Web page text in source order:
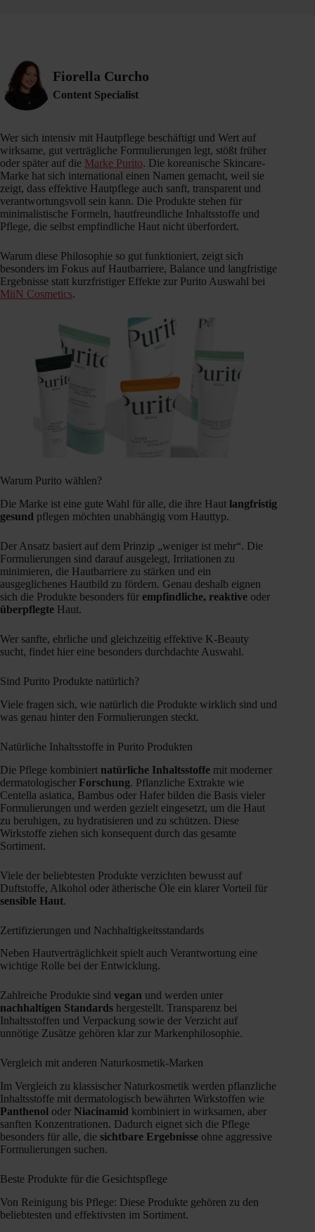
Fiorella Curcho
Content Specialist
Wer sich intensiv mit Hautpflege beschäftigt und Wert auf
wirksame, gut verträgliche Formulierungen legt, stößt früher
oder später auf die Marke Purito. Die koreanische Skincare-
Marke hat sich international einen Namen gemacht, weil sie
zeigt, dass effektive Hautpflege auch sanft, transparent und
verantwortungsvoll sein kann. Die Produkte stehen für
minimalistische Formeln, hautfreundliche Inhaltsstoffe und
Pflege, die selbst empfindliche Haut nicht überfordert.
Warum diese Philosophie so gut funktioniert, zeigt sich
besonders im Fokus auf Hautbarriere, Balance und langfristige
Ergebnisse statt kurzfristiger Effekte zur Purito Auswahl bei
MiiN Cosmetics.
Warum Purito wählen?
Die Marke ist eine gute Wahl für alle, die ihre Haut langfristig
gesund pflegen möchten unabhängig vom Hauttyp.
Der Ansatz basiert auf dem Prinzip „weniger ist mehr“. Die
Formulierungen sind darauf ausgelegt, Irritationen zu
minimieren, die Hautbarriere zu stärken und ein
ausgeglichenes Hautbild zu fördern. Genau deshalb eignen
sich die Produkte besonders für empfindliche, reaktive oder
überpflegte Haut.
Wer sanfte, ehrliche und gleichzeitig effektive K-Beauty
sucht, findet hier eine besonders durchdachte Auswahl.
Sind Purito Produkte natürlich?
Viele fragen sich, wie natürlich die Produkte wirklich sind und
was genau hinter den Formulierungen steckt.
Natürliche Inhaltsstoffe in Purito Produkten
Die Pflege kombiniert natürliche Inhaltsstoffe mit moderner
dermatologischer Forschung. Pflanzliche Extrakte wie
Centella asiatica, Bambus oder Hafer bilden die Basis vieler
Formulierungen und werden gezielt eingesetzt, um die Haut
zu beruhigen, zu hydratisieren und zu schützen. Diese
Wirkstoffe ziehen sich konsequent durch das gesamte
Sortiment.
Viele der beliebtesten Produkte verzichten bewusst auf
Duftstoffe, Alkohol oder ätherische Öle ein klarer Vorteil für
sensible Haut.
Zertifizierungen und Nachhaltigkeitsstandards
Neben Hautverträglichkeit spielt auch Verantwortung eine
wichtige Rolle bei der Entwicklung.
Zahlreiche Produkte sind vegan und werden unter
nachhaltigen Standards hergestellt. Transparenz bei
Inhaltsstoffen und Verpackung sowie der Verzicht auf
unnötige Zusätze gehören klar zur Markenphilosophie.
Vergleich mit anderen Naturkosmetik-Marken
Im Vergleich zu klassischer Naturkosmetik werden pflanzliche
Inhaltsstoffe mit dermatologisch bewährten Wirkstoffen wie
Panthenol oder Niacinamid kombiniert in wirksamen, aber
sanften Konzentrationen. Dadurch eignet sich die Pflege
besonders für alle, die sichtbare Ergebnisse ohne aggressive
Formulierungen suchen.
Beste Produkte für die Gesichtspflege
Von Reinigung bis Pflege: Diese Produkte gehören zu den
beliebtesten und effektivsten im Sortiment.